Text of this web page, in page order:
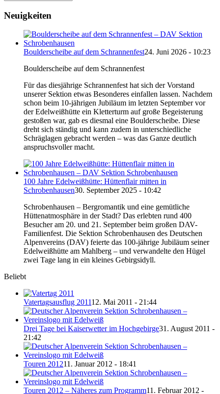
Neuigkeiten
Boulderscheibe auf dem Schrannenfest24. Juni 2026 - 10:23
Boulderscheibe auf dem Schrannenfest
Für das diesjährige Schrannenfest hat sich der Vorstand
unserer Sektion etwas Besonderes einfallen lassen. Nachdem
schon beim 10-jährigen Jubiläum im letzten September vor
der Edelweißhütte ein Kletterturm auf große Begeisterung
gestoßen war, gab es diesmal eine Boulderscheibe. Diese
dreht sich ständig und kann zudem in unterschiedliche
Schräglagen gebracht werden – was das Ganze deutlich
anspruchsvoller macht.
100 Jahre Edelweißhütte: Hüttenflair mitten in
Schrobenhausen30. September 2025 - 10:42
Schrobenhausen – Bergromantik und eine gemütliche
Hüttenatmosphäre in der Stadt? Das erlebten rund 400
Besucher am 20. und 21. September beim großen DAV-
Familienfest. Die Sektion Schrobenhausen des Deutschen
Alpenvereins (DAV) feierte das 100-jährige Jubiläum seiner
Edelweißhütte am Mahlberg – und verwandelte den Hügel
zwei Tage lang in ein kleines Gebirgsidyll.
Beliebt
Vatertagsausflug 201112. Mai 2011 - 21:44
Drei Tage bei Kaiserwetter im Hochgebirge31. August 2011 -
21:42
Touren 201211. Januar 2012 - 18:41
Touren 2012 – Näheres zum Programm11. Februar 2012 -